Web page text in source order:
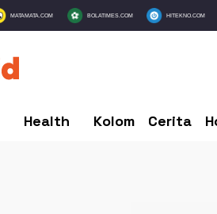
MATAMATA.COM BOLATIMES.COM HITEKNO.COM
Health Kolom Cerita